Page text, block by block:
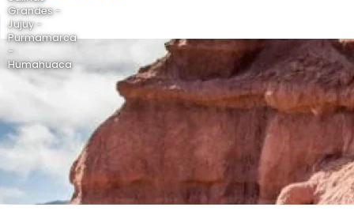
Grandes -
Jujuy -
Purmamarca
-
Humahuaca